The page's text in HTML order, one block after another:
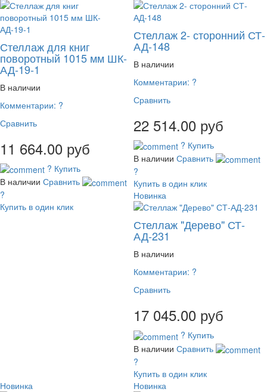
Стеллаж для книг
поворотный 1015 мм ШК-
АД-19-1
В наличии
Комментарии: ?
Сравнить
11 664.00 руб
? Купить
В наличии Сравнить
?
Купить в один клик
Стеллаж 2- сторонний СТ-
АД-148
В наличии
Комментарии: ?
Сравнить
22 514.00 руб
? Купить
В наличии Сравнить
?
Купить в один клик
Новинка
Стеллаж "Дерево" СТ-
АД-231
В наличии
Комментарии: ?
Сравнить
17 045.00 руб
? Купить
В наличии Сравнить
?
Купить в один клик
Новинка
Новинка